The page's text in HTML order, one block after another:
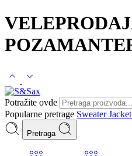
Potražite ovde
Popularne pretrage SweaterJacket
Pretraga